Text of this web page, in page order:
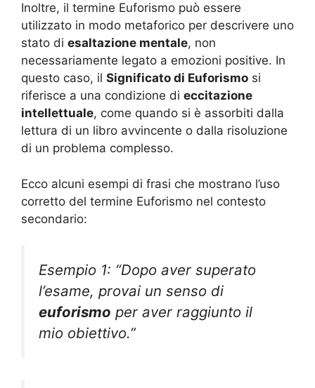
Inoltre, il termine Euforismo può essere
utilizzato in modo metaforico per descrivere uno
stato di esaltazione mentale, non
necessariamente legato a emozioni positive. In
questo caso, il Significato di Euforismo si
riferisce a una condizione di eccitazione
intellettuale, come quando si è assorbiti dalla
lettura di un libro avvincente o dalla risoluzione
di un problema complesso.
Ecco alcuni esempi di frasi che mostrano l’uso
corretto del termine Euforismo nel contesto
secondario:
Esempio 1: “Dopo aver superato
l’esame, provai un senso di
euforismo per aver raggiunto il
mio obiettivo.”